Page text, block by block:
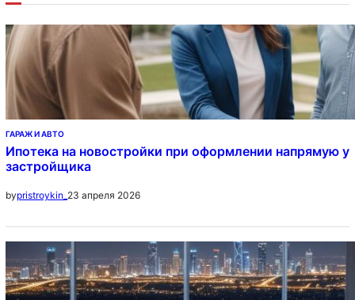
ГАРАЖ И АВТО
Ипотека на новостройки при оформлении напрямую у
застройщика
bypristroykin_ 23 апреля 2026